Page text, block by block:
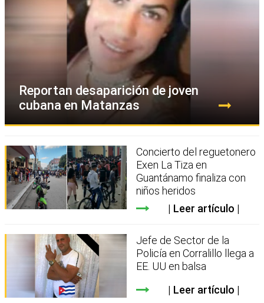
Reportan desaparición de joven
cubana en Matanzas
Concierto del reguetonero
Exen La Tiza en
Guantánamo finaliza con
niños heridos
Leer artículo
Jefe de Sector de la
Policía en Corralillo llega a
EE. UU en balsa
Leer artículo